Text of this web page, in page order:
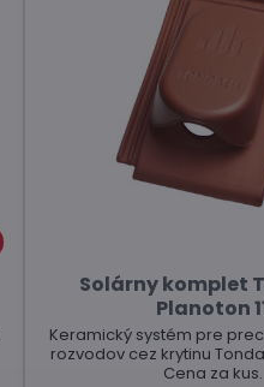
Solárny komplet
Planoton
Keramický systém pre
rozvodov cez krytinu
Cena za kus.